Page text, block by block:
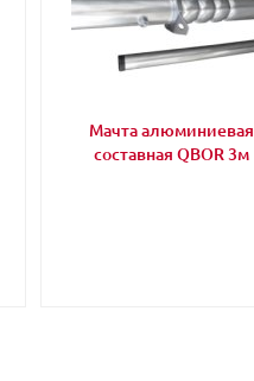
Мачта алюминиевая
составная QBOR 3м